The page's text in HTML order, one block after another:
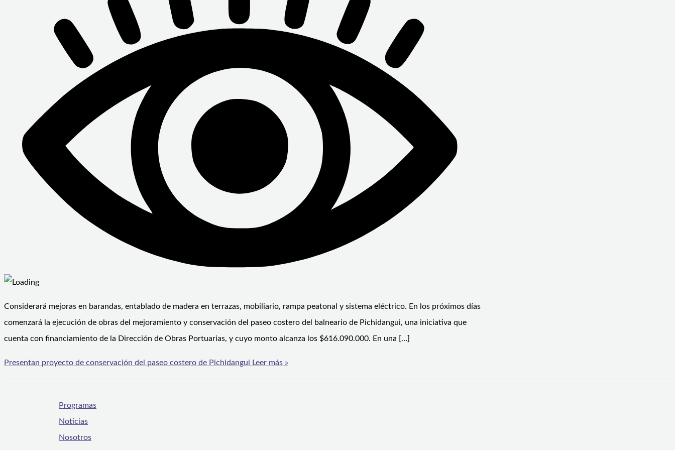
Considerará mejoras en barandas, entablado de madera en terrazas, mobiliario, rampa peatonal y sistema eléctrico. En los próximos días
comenzará la ejecución de obras del mejoramiento y conservación del paseo costero del balneario de Pichidangui, una iniciativa que
cuenta con financiamiento de la Dirección de Obras Portuarias, y cuyo monto alcanza los $616.090.000. En una […]
Presentan proyecto de conservación del paseo costero de Pichidangui Leer más »
Programas
Noticias
Nosotros